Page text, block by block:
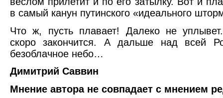
в самый канун путинского «идеального
Что ж, пусть плавает! Далеко не
скоро закончится. А дальше над всей
безоблачное небо…
Димитрий Саввин
Мнение автора не совпадает с мнением